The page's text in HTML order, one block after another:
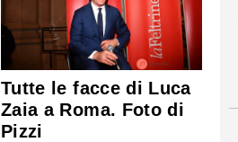
Tutte le facce di Luca
Zaia a Roma. Foto di
Pizzi